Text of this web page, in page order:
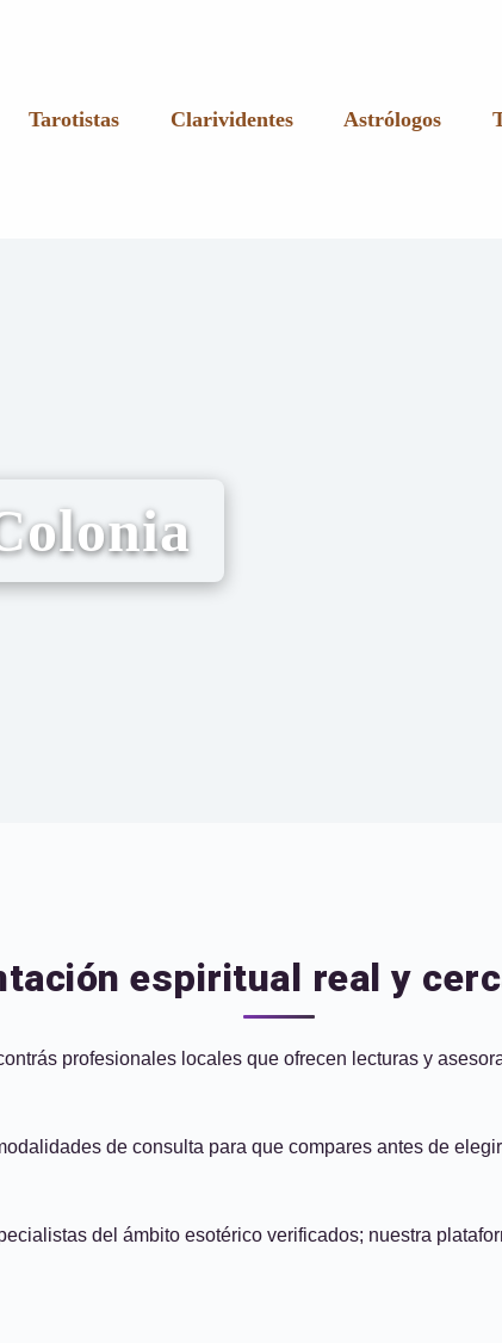
Tarotistas Clarividentes Astrólogos
espiritual real y
profesionales locales que ofrecen lecturas y
de consulta para que compares antes de
del ámbito esotérico verificados; nuestra